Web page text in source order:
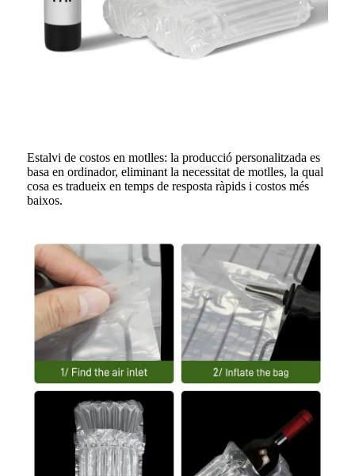
Estalvi de costos en motlles: la producció personalitzada es
basa en ordinador, eliminant la necessitat de motlles, la qual
cosa es tradueix en temps de resposta ràpids i costos més
baixos.